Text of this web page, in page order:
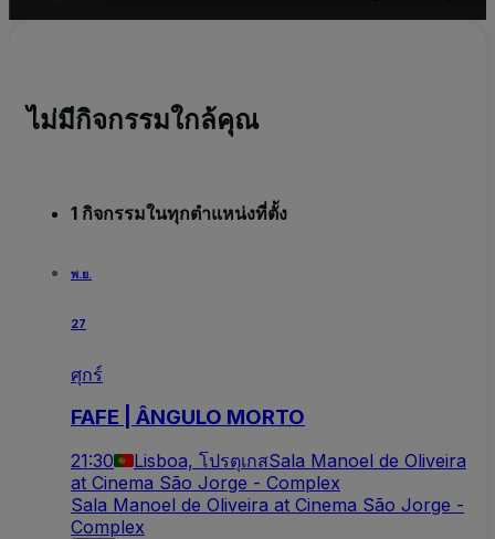
ไม่มีกิจกรรมใกล้คุณ
1 กิจกรรมในทุกตำแหน่งที่ตั้ง
พ.ย.
27
ศุกร์
FAFE | ÂNGULO MORTO
21:30 Lisboa, โปรตุเกสSala Manoel de Oliveira
at Cinema São Jorge - Complex
Sala Manoel de Oliveira at Cinema São Jorge -
Complex